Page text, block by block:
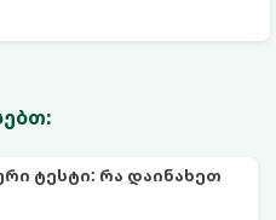
ტესტი: რა დაინახეთ